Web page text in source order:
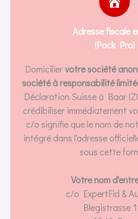
Adresse fiscale
(Pack Pro)
Domiciliervotre société
société à responsabilité
Déclaration Suisse à Baar
crédibiliser immédiatement
c/o signifie que le nom de
intégré dans l'adresse
sous cette
Votre nom
c/o ExpertFid &
Blegistrasse